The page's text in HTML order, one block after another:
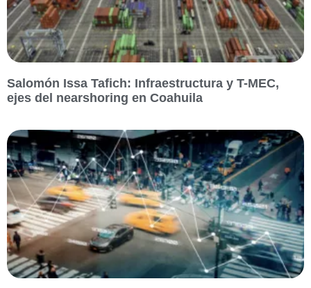
Salomón Issa Tafich: Infraestructura y T-MEC,
ejes del nearshoring en Coahuila